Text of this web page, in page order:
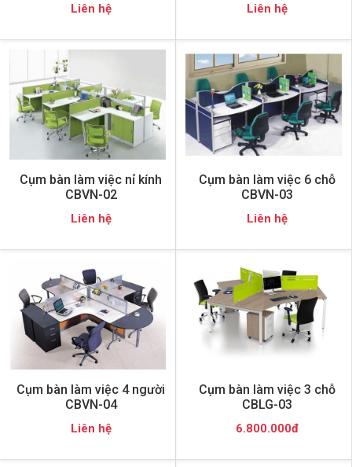
Liên hệ Liên hệ
Cụm bàn làm việc nỉ kính
CBVN-02
Liên hệ
Cụm bàn làm việc 6 chỗ
CBVN-03
Liên hệ
Cụm bàn làm việc 4 người
CBVN-04
Liên hệ
Cụm bàn làm việc 3 chỗ
CBLG-03
6.800.000đ